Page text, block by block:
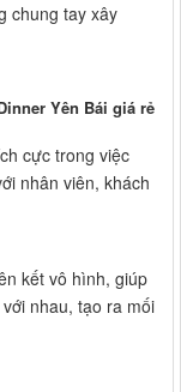
chung tay xây
Yên Bái giá rẻ
cực trong việc
nhân viên, khách
kết vô hình, giúp
nhau, tạo ra mối